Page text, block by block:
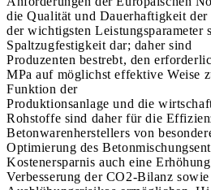
die Qualität und Dauerhaftigkeit
der wichtigsten Leistungsparameter
Spaltzugfestigkeit dar; daher sind
Pro­duzenten bestrebt, den
MPa auf möglichst effektive Weise
Funktion der
Pro­duktionsanlage und die
Rohstoffe sind daher für die
Betonwarenherstellers von
Optimierung des
Kostenersparnis auch eine
Ver­besserung der CO2-Bilanz